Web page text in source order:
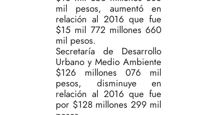
mil pesos, aumentó en
relación al 2016 que fue
$15 mil 772 millones 660
mil pesos.
Secretaría de Desarrollo
Urbano y Medio Ambiente
$126 millones 076 mil
pesos, disminuye en
relación al 2016 que fue
por $128 millones 299 mil